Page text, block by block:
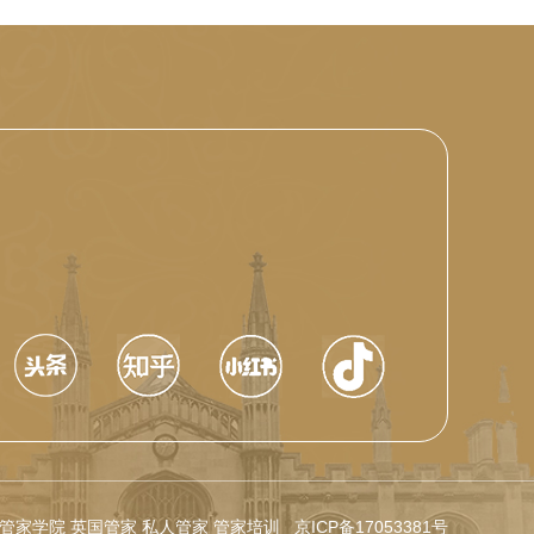
家学院 英国管家 私人管家 管家培训 京ICP备17053381号